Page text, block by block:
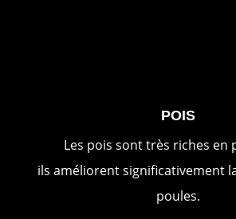
POIS
Les pois sont très riches en
ils améliorent significativement
poules.